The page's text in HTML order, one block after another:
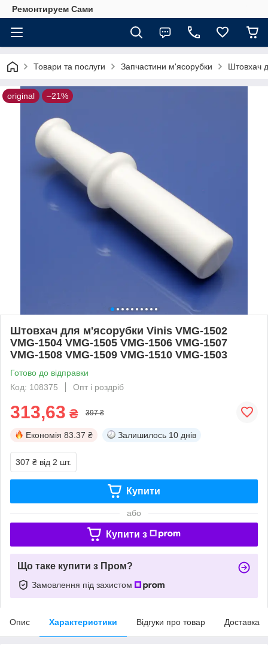
Ремонтируем Сами
Товари та послуги Запчастини м'ясорубки Штовхач
original –21%
Штовхач для м'ясорубки Vinis VMG-1502
VMG-1504 VMG-1505 VMG-1506 VMG-1507
VMG-1508 VMG-1509 VMG-1510 VMG-1503
Готово до відправки
Код: 108375
Опт і роздріб
313,63 ₴ 397 ₴
Економія 83.37 ₴ Залишилось 10 днів
307 ₴ від 2 шт.
Купити
або
Купити з
Що таке купити з Пром?
Замовлення під захистом
Опис Характеристики Відгуки про товар Доставка